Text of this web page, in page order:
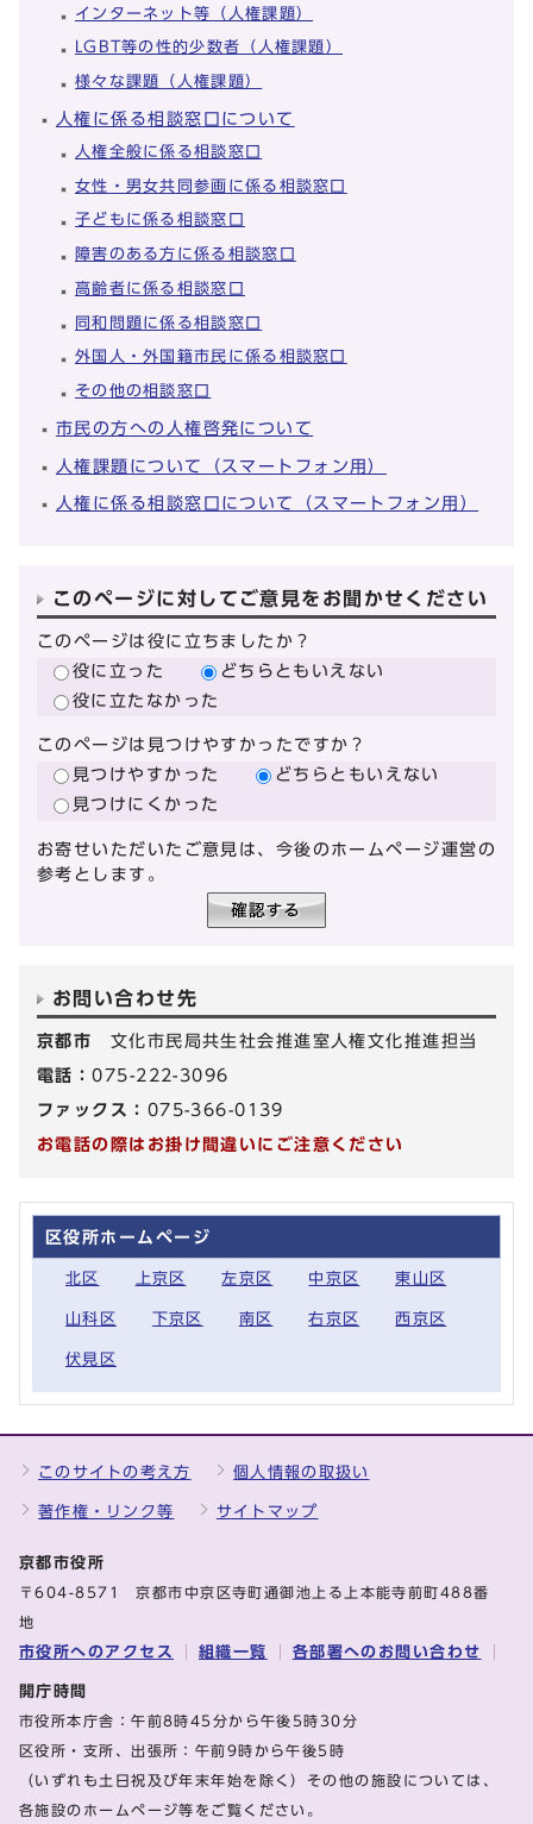
インターネット等（人権課題）
LGBT等の性的少数者（人権課題）
様々な課題（人権課題）
人権に係る相談窓口について
人権全般に係る相談窓口
女性・男女共同参画に係る相談窓口
子どもに係る相談窓口
障害のある方に係る相談窓口
高齢者に係る相談窓口
同和問題に係る相談窓口
外国人・外国籍市民に係る相談窓口
その他の相談窓口
市民の方への人権啓発について
人権課題について（スマートフォン用）
人権に係る相談窓口について（スマートフォン用）
このページに対してご意見をお聞かせください
このページは役に立ちましたか？
役に立った
どちらともいえない
役に立たなかった
このページは見つけやすかったですか？
見つけやすかった
どちらともいえない
見つけにくかった
お寄せいただいたご意見は、今後のホームページ運営の
参考とします。
お問い合わせ先
京都市 文化市民局共生社会推進室人権文化推進担当
電話：075-222-3096
ファックス： 075-366-0139
お電話の際はお掛け間違いにご注意ください
区役所ホームページ
北区 上京区 左京区 中京区 東山区
山科区 下京区 南区 右京区 西京区
伏見区
このサイトの考え方 個人情報の取扱い
著作権・リンク等 サイトマップ
京都市役所
〒604-8571 京都市中京区寺町通御池上る上本能寺前町488番
地
市役所へのアクセス 組織一覧 各部署へのお問い合わせ
開庁時間
市役所本庁舎：午前8時45分から午後5時30分
区役所・支所、出張所：午前9時から午後5時
（いずれも土日祝及び年末年始を除く）その他の施設については、
各施設のホームページ等をご覧ください。